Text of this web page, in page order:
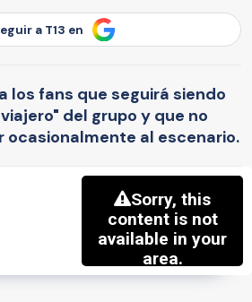
a T13 en
los fans que seguirá siendo
del grupo y que no
ocasionalmente al escenario.